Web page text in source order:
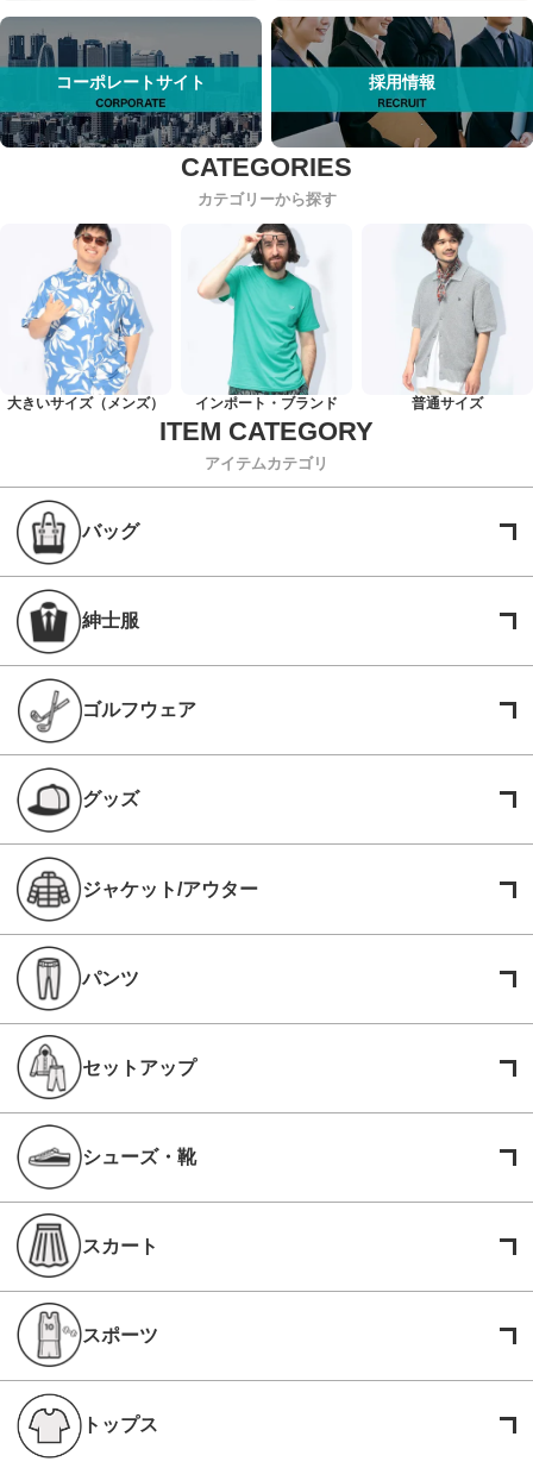
コーポレートサイト 採用情報
カテゴリーから探す
大きいサイズ（メンズ） インポート・ブランド 普通サイズ
アイテムカテゴリ
バッグ
紳士服
ゴルフウェア
グッズ
ジャケット/アウター
パンツ
セットアップ
シューズ・靴
スカート
スポーツ
トップス